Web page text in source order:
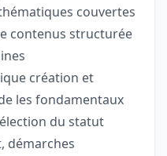
couvertes
contenus structurée
création et
les fondamentaux
du statut
démarches